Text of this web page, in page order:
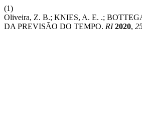
(1)
Oliveira, Z. B.; KNIES, A. E. .;
DA PREVISÃO DO TEMPO. RI 2020,